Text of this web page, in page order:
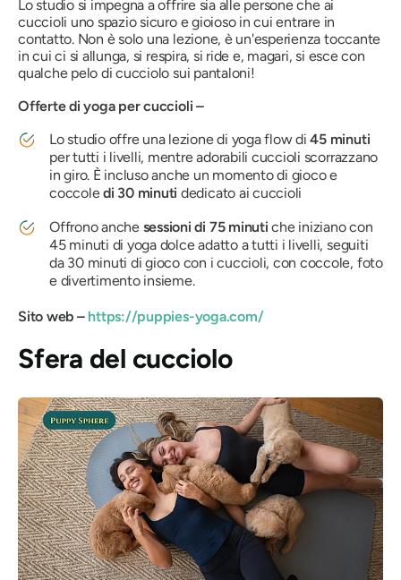
Lo studio si impegna a offrire sia alle persone che ai
cuccioli uno spazio sicuro e gioioso in cui entrare in
contatto. Non è solo una lezione, è un'esperienza toccante
in cui ci si allunga, si respira, si ride e, magari, si esce con
qualche pelo di cucciolo sui pantaloni!
Offerte di yoga per cuccioli –
Lo studio offre una lezione di yoga flow di45 minuti
per tutti i livelli, mentre adorabili cuccioli scorrazzano
in giro. È incluso anche un momento di gioco e
coccoledi 30 minuti dedicato ai cuccioli
Offrono anche sessioni di 75 minuti che iniziano con
45 minuti di yoga dolce adatto a tutti i livelli, seguiti
da 30 minuti di gioco con i cuccioli, con coccole, foto
e divertimento insieme.
Sito web –https://puppies-yoga.com/
Sfera del cucciolo